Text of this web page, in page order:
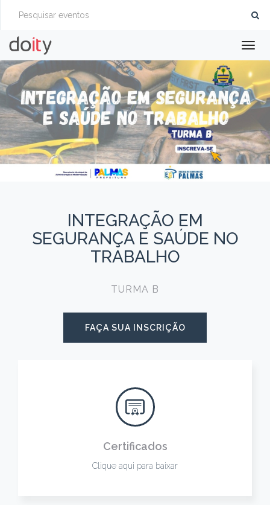
INTEGRAÇÃO EM
SEGURANÇA E SAÚDE NO
TRABALHO
TURMA B
FAÇA SUA INSCRIÇÃO
Certificados
Clique aqui para baixar